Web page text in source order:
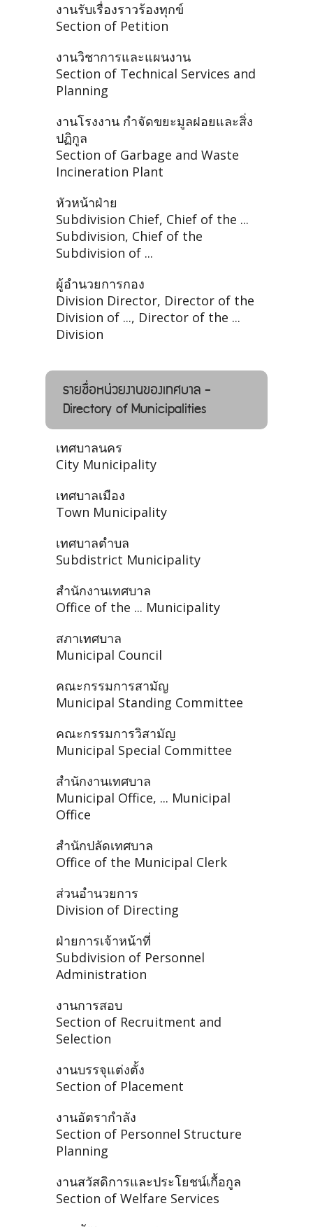
งานรับเรื่องราวร้องทุกข์
Section of Petition
งานวิชาการและแผนงาน
Section of Technical Services and
Planning
งานโรงงาน กำจัดขยะมูลฝอยและสิ่ง
ปฏิกูล
Section of Garbage and Waste
Incineration Plant
หัวหน้าฝ่าย
Subdivision Chief, Chief of the ...
Subdivision, Chief of the
Subdivision of ...
ผู้อำนวยการกอง
Division Director, Director of the
Division of ..., Director of the ...
Division
รายชื่อหน่วยงานของเทศบาล -
Directory of Municipalities
เทศบาลนคร
City Municipality
เทศบาลเมือง
Town Municipality
เทศบาลตำบล
Subdistrict Municipality
สำนักงานเทศบาล
Office of the ... Municipality
สภาเทศบาล
Municipal Council
คณะกรรมการสามัญ
Municipal Standing Committee
คณะกรรมการวิสามัญ
Municipal Special Committee
สำนักงานเทศบาล
Municipal Office, ... Municipal
Office
สำนักปลัดเทศบาล
Office of the Municipal Clerk
ส่วนอำนวยการ
Division of Directing
ฝ่ายการเจ้าหน้าที่
Subdivision of Personnel
Administration
งานการสอบ
Section of Recruitment and
Selection
งานบรรจุแต่งตั้ง
Section of Placement
งานอัตรากำลัง
Section of Personnel Structure
Planning
งานสวัสดิการและประโยชน์เกื้อกูล
Section of Welfare Services